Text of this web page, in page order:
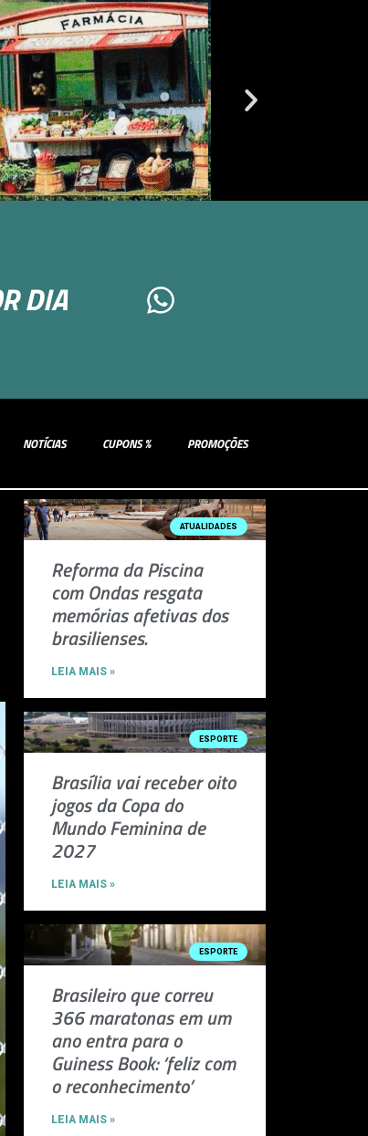
DIA
NOTÍCIAS CUPONS % PROMOÇÕES
ATUALIDADES
Reforma da Piscina
com Ondas resgata
memórias afetivas dos
brasilienses.
LEIA MAIS »
ESPORTE
Brasília vai receber oito
jogos da Copa do
Mundo Feminina de
2027
LEIA MAIS »
ESPORTE
Brasileiro que correu
366 maratonas em um
ano entra para o
Guiness Book: ‘feliz com
o reconhecimento’
LEIA MAIS »